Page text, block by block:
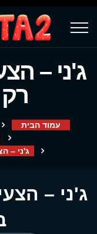
ג'ני –
עמוד הבית
ג'ני –
ג'ני –